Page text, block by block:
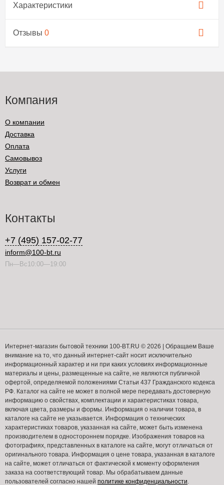
Характеристики
Отзывы 0
Компания
О компании
Доставка
Оплата
Самовывоз
Услуги
Возврат и обмен
Контакты
+7 (495) 157-02-77
inform@100-bt.ru
Пн—Вс10:00—19:00
Интернет-магазин бытовой техники 100-BT.RU © 2026 | Обращаем Ваше
внимание на то, что данный интернет-сайт носит исключительно
информационный характер и ни при каких условиях информационные
материалы и цены, размещенные на сайте, не являются публичной
офертой, определяемой положениями Статьи 437 Гражданского кодекса
РФ. Каталог на сайте не может в полной мере передавать достоверную
информацию о свойствах, комплектации и характеристиках товара,
включая цвета, размеры и формы. Информация о наличии товара, в
каталоге на сайте не указывается. Информация о технических
характеристиках товаров, указанная на сайте, может быть изменена
производителем в одностороннем порядке. Изображения товаров на
фотографиях, представленных в каталоге на сайте, могут отличаться от
оригинального товара. Информация о цене товара, указанная в каталоге
на сайте, может отличаться от фактической к моменту оформления
заказа на соответствующий товар. Мы обрабатываем данные
пользователей согласно нашей политике конфиденциальности